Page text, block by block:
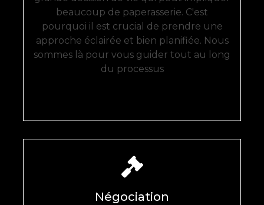
beaucoup de paperasserie. C'est
pourquoi il est crucial de prendre une
approche éclairée et bien planifiée. Nous
sommes là pour vous guider tout au long
du processus
Négociation